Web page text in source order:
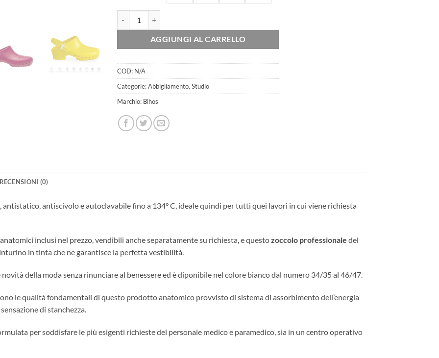
AGGIUNGI AL CARRELLO
COD: N/A
Categorie:Abbigliamento, Studio
Marchio: Bihos
RECENSIONI (0)
antistatico, antiscivolo e autoclavabile fino a 134° C, ideale quindi per tutti quei lavori in cui viene richiesta
inclusi nel prezzo, vendibili anche separatamente su richiesta, e questozoccolo professionale del
in tinta che ne garantisce la perfetta vestibilità.
della moda senza rinunciare al benessere ed è diponibile nel colore bianco dal numero 34/35 al 46/47.
le qualità fondamentali di questo prodotto anatomico provvisto di sistema di assorbimento dell’energia
di stanchezza.
per soddisfare le più esigenti richieste del personale medico e paramedico, sia in un centro operativo